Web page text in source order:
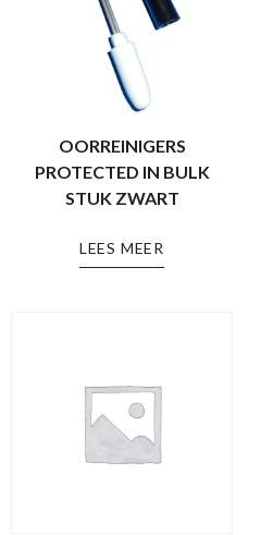
OORREINIGERS
PROTECTED IN BULK
STUK ZWART
LEES MEER